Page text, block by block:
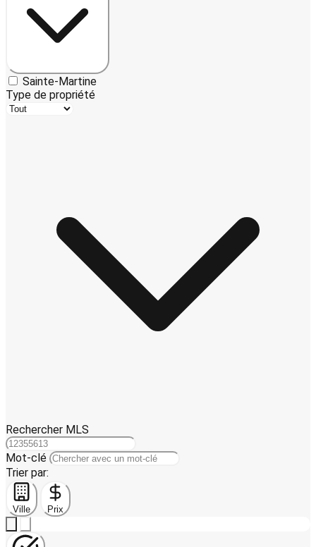
Sainte-Martine
Type de propriété
Rechercher MLS
Mot-clé
Trier par:
Ville Prix